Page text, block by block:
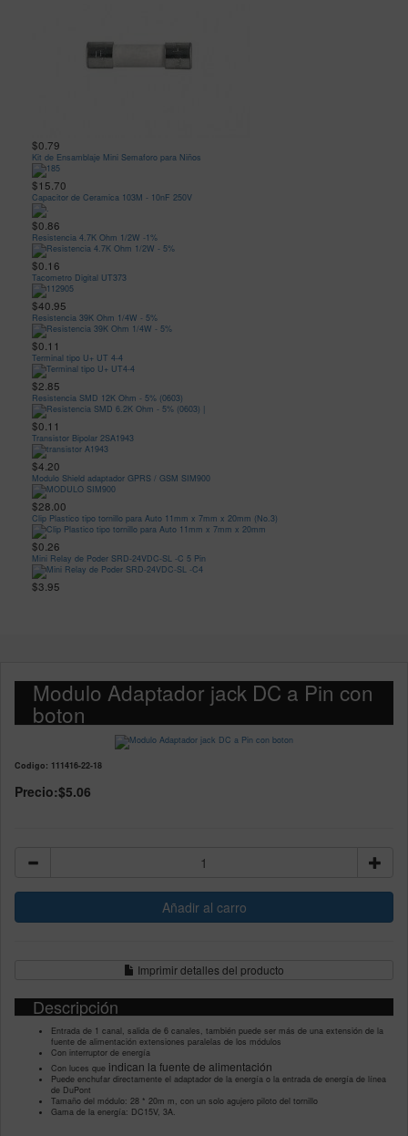
$0.79
Kit de Ensamblaje Mini Semaforo para Niños
$15.70
Capacitor de Ceramica 103M - 10nF 250V
$0.86
Resistencia 4.7K Ohm 1/2W -1%
$0.16
Tacometro Digital UT373
$40.95
Resistencia 39K Ohm 1/4W - 5%
$0.11
Terminal tipo U+ UT 4-4
$2.85
Resistencia SMD 12K Ohm - 5% (0603)
$0.11
Transistor Bipolar 2SA1943
$4.20
Modulo Shield adaptador GPRS / GSM SIM900
$28.00
Clip Plastico tipo tornillo para Auto 11mm x 7mm x 20mm (No.3)
$0.26
Mini Relay de Poder SRD-24VDC-SL -C 5 Pin
$3.95
Modulo Adaptador jack DC a Pin con
boton
Codigo: 111416-22-18
Precio:$5.06
Imprimir detalles del producto
Descripción
Entrada de 1 canal, salida de 6 canales, también puede ser más de una extensión de la
fuente de alimentación extensiones paralelas de los módulos
Con interruptor de energía
Con luces que indican la fuente de alimentación
Puede enchufar directamente el adaptador de la energía o la entrada de energía de línea
de DuPont
Tamaño del módulo: 28 * 20m m, con un solo agujero piloto del tornillo
Gama de la energía: DC15V, 3A.